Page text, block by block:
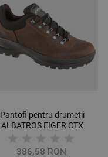
Pantofi pentru drumetii
ALBATROS EIGER CTX
386,58 RON